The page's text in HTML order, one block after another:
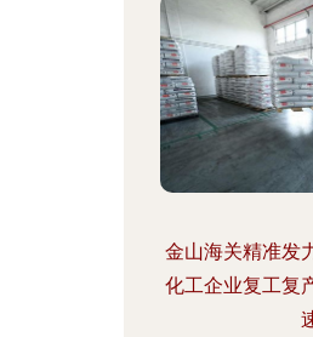
金山海关精准发
化工企业复工复